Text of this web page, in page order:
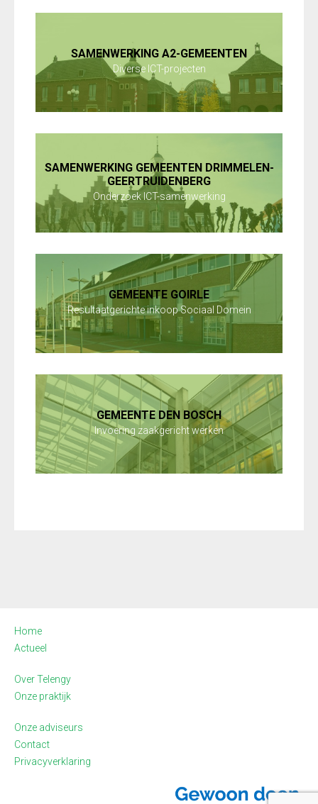
SAMENWERKING A2-GEMEENTEN
Diverse ICT-projecten
SAMENWERKING GEMEENTEN DRIMMELEN-
GEERTRUIDENBERG
Onderzoek ICT-samenwerking
GEMEENTE GOIRLE
Resultaatgerichte inkoop Sociaal Domein
GEMEENTE DEN BOSCH
Invoering zaakgericht werken
Home
Actueel
Over Telengy
Onze praktijk
Onze adviseurs
Contact
Privacyverklaring